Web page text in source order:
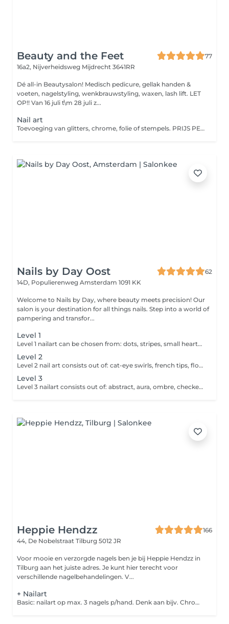
Beauty and the Feet
77
16a2, Nijverheidsweg Mijdrecht 3641RR
Dé all-in Beautysalon! Medisch pedicure, gellak handen &
voeten, nagelstyling, wenkbrauwstyling, waxen, lash lift. LET
OP!! Van 16 juli t\m 28 juli z...
Nail art
Toevoeging van glitters, chrome, folie of stempels. PRIJS PER NAGEL!!
Nails by Day Oost
62
14D, Populierenweg Amsterdam 1091 KK
Welcome to Nails by Day, where beauty meets precision! Our
salon is your destination for all things nails. Step into a world of
pampering and transfor...
Level 1
Level 1 nailart can be chosen from: dots, stripes, small hearts, chrome and other small art.
Level 2
Level 2 nail art consists out of: cat-eye swirls, french tips, flowers, flames (1 colour).
Level 3
Level 3 nailart consists out of: abstract, aura, ombre, checkers etc.
Heppie Hendzz
166
44, De Nobelstraat Tilburg 5012 JR
Voor mooie en verzorgde nagels ben je bij Heppie Hendzz in
Tilburg aan het juiste adres. Je kunt hier terecht voor
verschillende nagelbehandelingen. V...
+ Nailart
Basic: nailart op max. 3 nagels p/hand. Denk aan bijv. Chrome, streepjes, stempels, enz. Advanced: nailart op alle nagels. Bijv. Handgeschilderde bloemen, meed complexe designs.